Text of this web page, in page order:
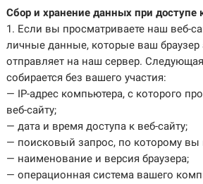
Сбор и хранение данных при доступе
1. Если вы просматриваете наш веб-
личные данные, которые ваш браузер
отправляет на наш сервер.
собирается без вашего участия:
— IP-адрес компьютера, с которого
веб-сайту;
— дата и время доступа к веб-сайту;
— поисковый запрос, по которому вы
— наименование и версия браузера;
— операционная система вашего